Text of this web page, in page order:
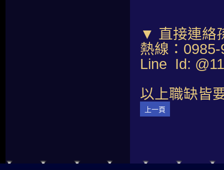
▼ 直接連絡
熱線：
Line Id:
以上職缺皆
上一頁